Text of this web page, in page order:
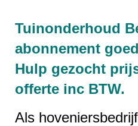
Tuinonderhoud
abonnement
Hulp gezocht
offerte inc BTW.
Als